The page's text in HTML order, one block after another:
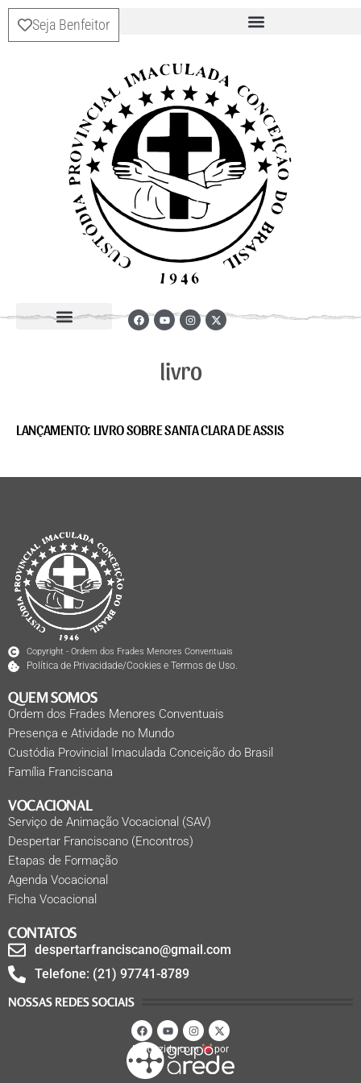
Seja Benfeitor
livro
LANÇAMENTO: LIVRO SOBRE SANTA CLARA DE ASSIS
Copyright - Ordem dos Frades Menores Conventuais
Política de Privacidade/Cookies e Termos de Uso.
QUEM SOMOS
Ordem dos Frades Menores Conventuais
Presença e Atividade no Mundo
Custódia Provincial Imaculada Conceição do Brasil
Família Franciscana
VOCACIONAL
Serviço de Animação Vocacional (SAV)
Despertar Franciscano (Encontros)
Etapas de Formação
Agenda Vocacional
Ficha Vocacional
CONTATOS
despertarfranciscano@gmail.com
Telefone: (21) 97741-8789
NOSSAS REDES SOCIAIS
Produzido com por